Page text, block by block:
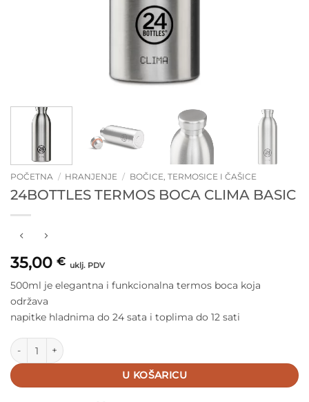
POČETNA / HRANJENJE / BOČICE, TERMOSICE I ČAŠICE
24BOTTLES TERMOS BOCA CLIMA BASIC
35,00 € uklj. PDV
500ml je elegantna i funkcionalna termos boca koja
održava
napitke hladnima do 24 sata i toplima do 12 sati
24bottles Termos boca Clima Basic količina
U KOŠARICU